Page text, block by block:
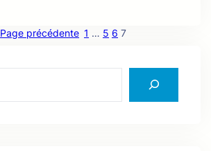
Page précédente 1 … 5 6 7